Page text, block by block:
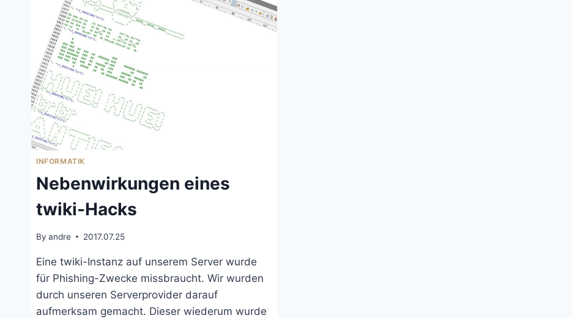
INFORMATIK
Nebenwirkungen eines
twiki-Hacks
By andre 2017.07.25
Eine twiki-Instanz auf unserem Server wurde
für Phishing-Zwecke missbraucht. Wir wurden
durch unseren Serverprovider darauf
aufmerksam gemacht. Dieser wiederum wurde